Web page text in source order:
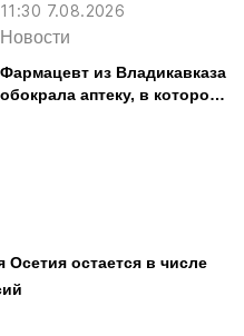
Осетия остается в числе
11:30 7.08.2026
Новости
Фармацевт из Владикавказа
обокрала аптеку, в которой